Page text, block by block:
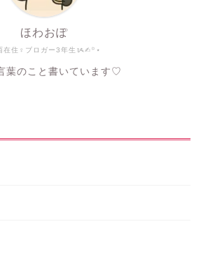
在住♀ブロガー3年生ᝰ✍︎꙳⋆
ほわおぽ
葉のこと書いています♡